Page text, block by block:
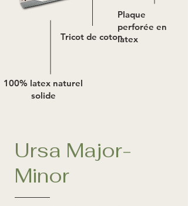
100% latex naturel
solide
Tricot de coton
Plaque
perforée en
latex
Ursa Major-
Minor